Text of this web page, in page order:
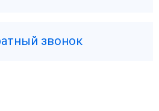
звонок